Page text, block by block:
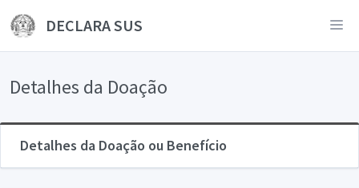
DECLARA SUS
Detalhes da Doação
Detalhes da Doação ou Benefício